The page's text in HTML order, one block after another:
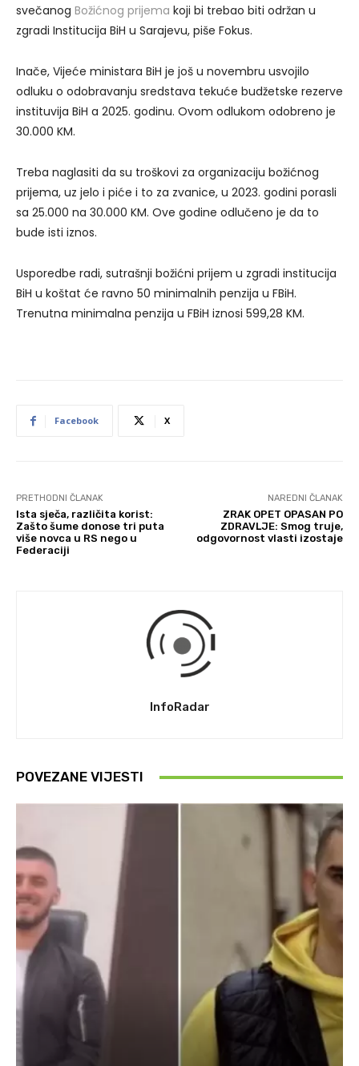
svečanog Božićnog prijema koji bi trebao biti održan u
zgradi Institucija BiH u Sarajevu, piše Fokus.
Inače, Vijeće ministara BiH je još u novembru usvojilo
odluku o odobravanju sredstava tekuće budžetske rezerve
instituvija BiH a 2025. godinu. Ovom odlukom odobreno je
30.000 KM.
Treba naglasiti da su troškovi za organizaciju božićnog
prijema, uz jelo i piće i to za zvanice, u 2023. godini porasli
sa 25.000 na 30.000 KM. Ove godine odlučeno je da to
bude isti iznos.
Usporedbe radi, sutrašnji božićni prijem u zgradi institucija
BiH u koštat će ravno 50 minimalnih penzija u FBiH.
Trenutna minimalna penzija u FBiH iznosi 599,28 KM.
Facebook X
PRETHODNI ČLANAK
Ista sječa, različita korist:
Zašto šume donose tri puta
više novca u RS nego u
Federaciji
NAREDNI ČLANAK
ZRAK OPET OPASAN PO
ZDRAVLJE: Smog truje,
odgovornost vlasti izostaje
InfoRadar
POVEZANE VIJESTI